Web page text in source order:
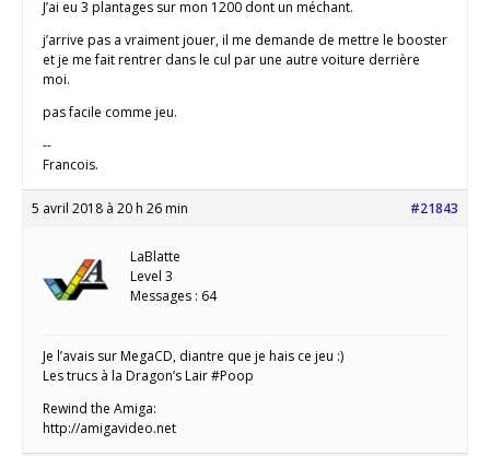
J’ai eu 3 plantages sur mon 1200 dont un méchant.
j’arrive pas a vraiment jouer, il me demande de mettre le booster
et je me fait rentrer dans le cul par une autre voiture derrière
moi.
pas facile comme jeu.
--
Francois.
5 avril 2018 à 20 h 26 min #21843
LaBlatte
Level 3
Messages : 64
Je l’avais sur MegaCD, diantre que je hais ce jeu :)
Les trucs à la Dragon’s Lair #Poop
Rewind the Amiga:
http://amigavideo.net